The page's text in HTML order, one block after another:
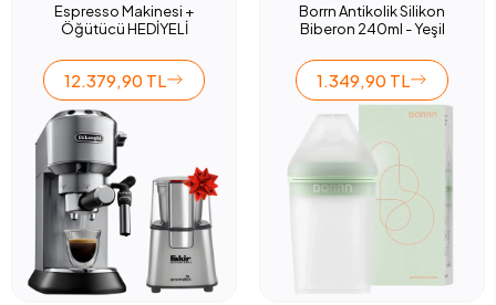
Espresso Makinesi +
Öğütücü HEDİYELİ
12.379,90 TL
Borrn Antikolik Silikon
Biberon 240ml - Yeşil
1.349,90 TL